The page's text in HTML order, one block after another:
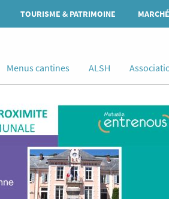
TOURISME & PATRIMOINE
Menus cantines ALSH